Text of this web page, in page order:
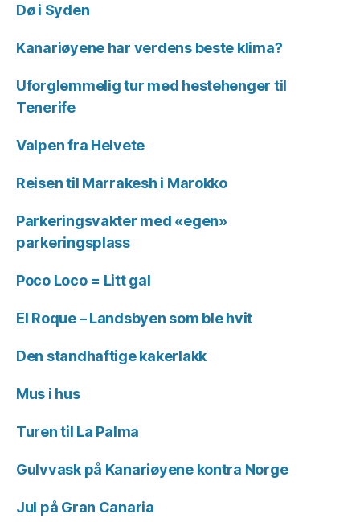
Dø i Syden
Kanariøyene har verdens beste klima?
Uforglemmelig tur med hestehenger til
Tenerife
Valpen fra Helvete
Reisen til Marrakesh i Marokko
Parkeringsvakter med «egen»
parkeringsplass
Poco Loco = Litt gal
El Roque – Landsbyen som ble hvit
Den standhaftige kakerlakk
Mus i hus
Turen til La Palma
Gulvvask på Kanariøyene kontra Norge
Jul på Gran Canaria